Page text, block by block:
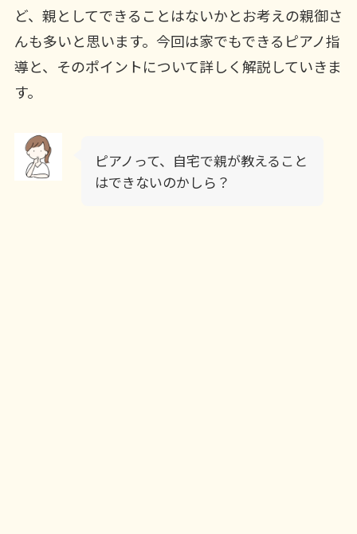
ど、親としてできることはないかとお考えの親御さ
んも多いと思います。今回は家でもできるピアノ指
導と、そのポイントについて詳しく解説していきま
す。
ピアノって、自宅で親が教えること
はできないのかしら？